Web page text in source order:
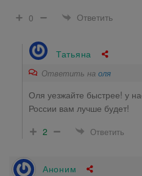
0
Ответить
Татьяна
Ответить на оля
Оля уезжайте быстрее! у
России вам лучше будет!
2
Ответить
Аноним